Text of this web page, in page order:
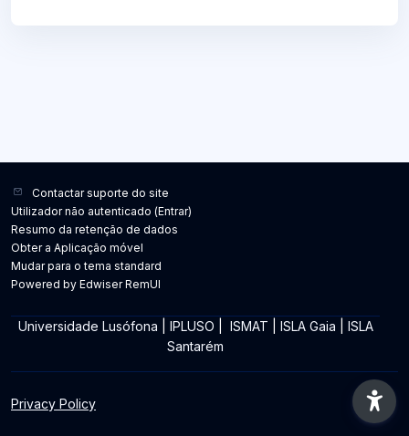
Contactar suporte do site
Utilizador não autenticado (Entrar)
Resumo da retenção de dados
Obter a Aplicação móvel
Mudar para o tema standard
Powered by Edwiser RemUI
Universidade Lusófona IPLUSO ISMAT ISLA Gaia
ISLA
Santarém
Privacy Policy